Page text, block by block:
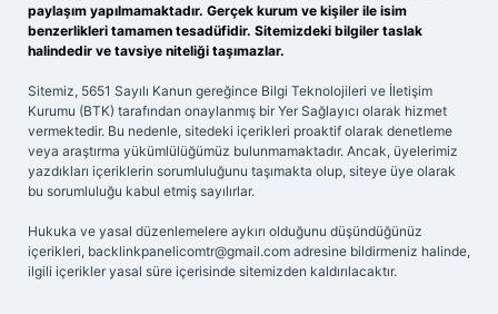
paylaşım yapılmamaktadır. Gerçek kurum ve kişiler ile isim
benzerlikleri tamamen tesadüfidir. Sitemizdeki bilgiler taslak
halindedir ve tavsiye niteliği taşımazlar.
Sitemiz, 5651 Sayılı Kanun gereğince Bilgi Teknolojileri ve İletişim
Kurumu (BTK) tarafından onaylanmış bir Yer Sağlayıcı olarak hizmet
vermektedir. Bu nedenle, sitedeki içerikleri proaktif olarak denetleme
veya araştırma yükümlülüğümüz bulunmamaktadır. Ancak, üyelerimiz
yazdıkları içeriklerin sorumluluğunu taşımakta olup, siteye üye olarak
bu sorumluluğu kabul etmiş sayılırlar.
Hukuka ve yasal düzenlemelere aykırı olduğunu düşündüğünüz
içerikleri, backlinkpanelicomtr@gmail.com adresine bildirmeniz halinde,
ilgili içerikler yasal süre içerisinde sitemizden kaldırılacaktır.